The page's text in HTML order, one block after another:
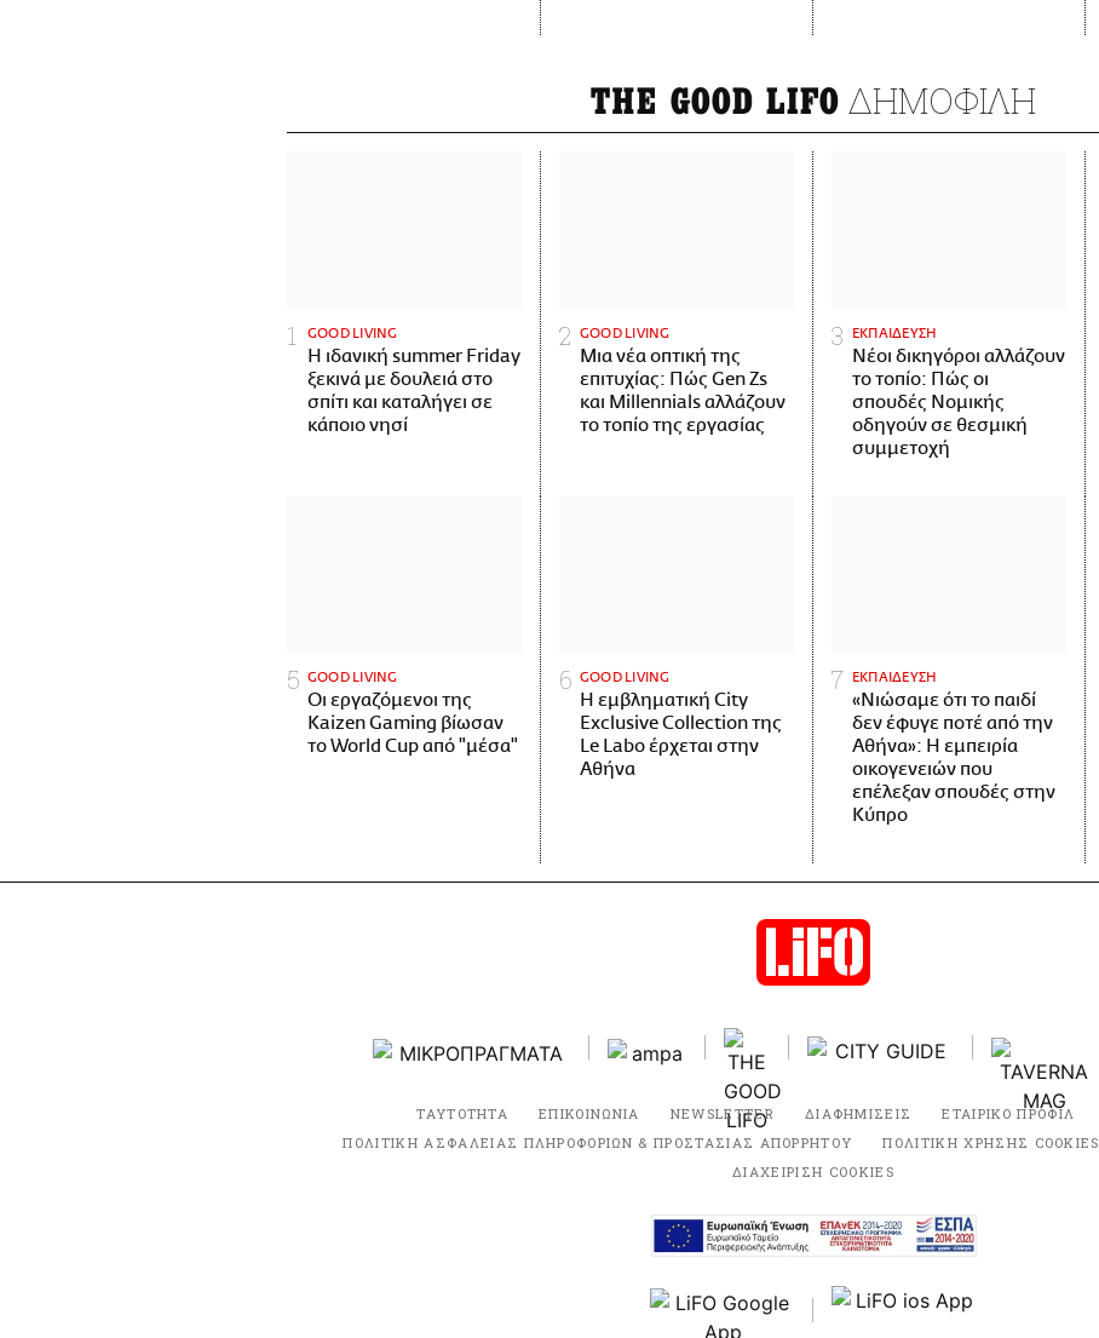
THE GOOD LIFO ΔΗΜΟΦΙΛΗ
GOOD LIVING
Η ιδανική summer Friday
ξεκινά με δουλειά στο
σπίτι και καταλήγει σε
κάποιο νησί
GOOD LIVING
Μια νέα οπτική της
επιτυχίας: Πώς Gen Zs
και Millennials αλλάζουν
το τοπίο της εργασίας
ΕΚΠΑΙΔΕΥΣΗ
Νέοι δικηγόροι αλλάζουν
το τοπίο: Πώς οι
σπουδές Νομικής
οδηγούν σε θεσμική
συμμετοχή
GOOD LIVING
Οι εργαζόμενοι της
Kaizen Gaming βίωσαν
το World Cup από "μέσα"
GOOD LIVING
Η εμβληματική City
Exclusive Collection της
Le Labo έρχεται στην
Αθήνα
ΕΚΠΑΙΔΕΥΣΗ
«Νιώσαμε ότι το παιδί
δεν έφυγε ποτέ από την
Αθήνα»: Η εμπειρία
οικογενειών που
επέλεξαν σπουδές στην
Κύπρο
ΤΑΥΤΟΤΗΤΑ ΕΠΙΚΟΙΝΩΝΙΑ NEWSLETTER ΔΙΑΦΗΜΙΣΕΙΣ ΕΤΑΙΡΙΚΟ ΠΡΟΦΙΛ
ΠΟΛΙΤΙΚΗ ΑΣΦΑΛΕΙΑΣ ΠΛΗΡΟΦΟΡΙΩΝ & ΠΡΟΣΤΑΣΙΑΣ ΑΠΟΡΡΗΤΟΥ
ΠΟΛΙΤΙΚΗ ΧΡΗΣΗΣ COOKIES
ΔΙΑΧΕΙΡΙΣΗ COOKIES